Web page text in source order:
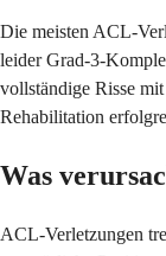
Die meisten ACL-
leider Grad-3-
vollständige Risse
Rehabilitation
Was
ACL-Verletzungen